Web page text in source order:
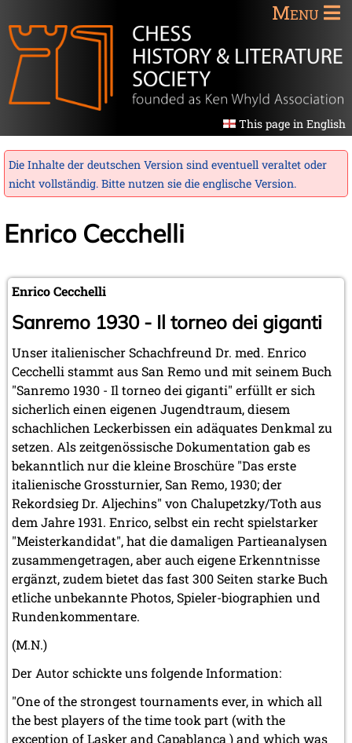
Menu
This page in English
Die Inhalte der deutschen Version sind eventuell veraltet oder
nicht vollständig. Bitte nutzen sie die englische Version.
Enrico Cecchelli
Enrico Cecchelli
Sanremo 1930 - Il torneo dei giganti
Unser italienischer Schachfreund Dr. med. Enrico
Cecchelli stammt aus San Remo und mit seinem Buch
"Sanremo 1930 - Il torneo dei giganti" erfüllt er sich
sicherlich einen eigenen Jugendtraum, diesem
schachlichen Leckerbissen ein adäquates Denkmal zu
setzen. Als zeitgenössische Dokumentation gab es
bekanntlich nur die kleine Broschüre "Das erste
italienische Grossturnier, San Remo, 1930; der
Rekordsieg Dr. Aljechins" von Chalupetzky/Toth aus
dem Jahre 1931. Enrico, selbst ein recht spielstarker
"Meisterkandidat", hat die damaligen Partieanalysen
zusammengetragen, aber auch eigene Erkenntnisse
ergänzt, zudem bietet das fast 300 Seiten starke Buch
etliche unbekannte Photos, Spieler-biographien und
Rundenkommentare.
(M.N.)
Der Autor schickte uns folgende Information:
"One of the strongest tournaments ever, in which all
the best players of the time took part (with the
exception of Lasker and Capablanca ) and which was